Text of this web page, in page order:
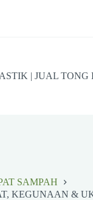
| JUAL
SAMPAH
KEGUNAAN &